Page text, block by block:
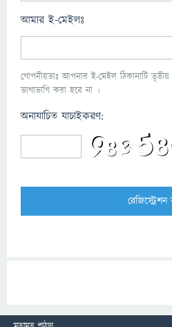
আমার ই-মেইলঃ
গোপনীয়তাঃ আপনার ই-মেইল ঠিকানাটি
ভাগাভাগি করা হবে না ।
অনাযাচিত যাচাইকরণ: